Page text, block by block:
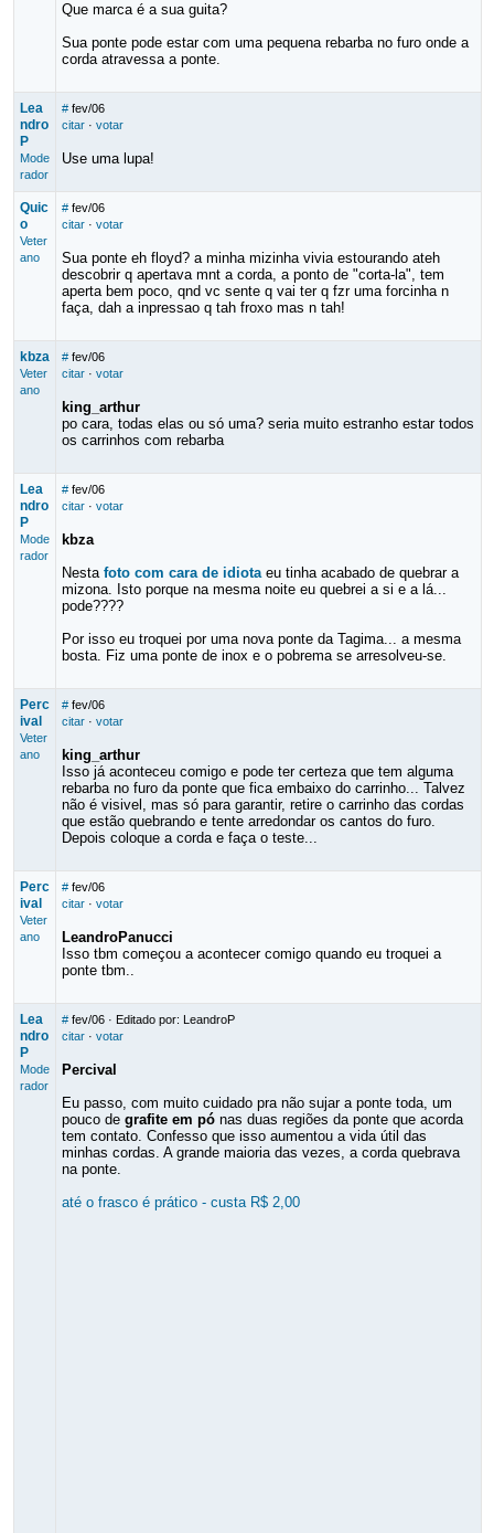
Que marca é a sua guita?
Sua ponte pode estar com uma pequena rebarba no furo onde a
corda atravessa a ponte.
Lea
ndro
P
Mode
rador
# fev/06
citar· votar
Use uma lupa!
Quic
o
Veter
ano
# fev/06
citar· votar
Sua ponte eh floyd? a minha mizinha vivia estourando ateh
descobrir q apertava mnt a corda, a ponto de "corta-la", tem
aperta bem poco, qnd vc sente q vai ter q fzr uma forcinha n
faça, dah a inpressao q tah froxo mas n tah!
kbza
Veter
ano
# fev/06
citar· votar
king_arthur
po cara, todas elas ou só uma? seria muito estranho estar todos
os carrinhos com rebarba
Lea
ndro
P
Mode
rador
# fev/06
citar· votar
kbza
Nesta foto com cara de idiotaeu tinha acabado de quebrar a
mizona. Isto porque na mesma noite eu quebrei a si e a lá...
pode????
Por isso eu troquei por uma nova ponte da Tagima... a mesma
bosta. Fiz uma ponte de inox e o pobrema se arresolveu-se.
Perc
ival
Veter
ano
# fev/06
citar· votar
king_arthur
Isso já aconteceu comigo e pode ter certeza que tem alguma
rebarba no furo da ponte que fica embaixo do carrinho... Talvez
não é visivel, mas só para garantir, retire o carrinho das cordas
que estão quebrando e tente arredondar os cantos do furo.
Depois coloque a corda e faça o teste...
Perc
ival
Veter
ano
# fev/06
citar· votar
LeandroPanucci
Isso tbm começou a acontecer comigo quando eu troquei a
ponte tbm..
Lea
ndro
P
Mode
rador
# fev/06· Editado por: LeandroP
citar· votar
Percival
Eu passo, com muito cuidado pra não sujar a ponte toda, um
pouco de grafite em pónas duas regiões da ponte que acorda
tem contato. Confesso que isso aumentou a vida útil das
minhas cordas. A grande maioria das vezes, a corda quebrava
na ponte.
até o frasco é prático - custa R$ 2,00